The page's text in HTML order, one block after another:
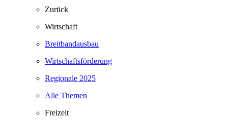
Zurück
Wirtschaft
Breitbandausbau
Wirtschaftsförderung
Regionale 2025
Alle Themen
Freizeit